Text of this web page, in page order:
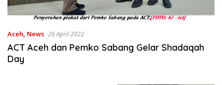
Aceh, News 26 April 2022
ACT Aceh dan Pemko Sabang Gelar Shadaqah
Day